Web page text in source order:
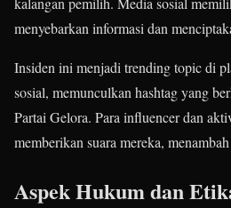
menyebarkan informasi dan
Insiden ini menjadi trending topic di
sosial, memunculkan hashtag yang
Partai Gelora. Para influencer dan
memberikan suara mereka,
Aspek Hukum dan